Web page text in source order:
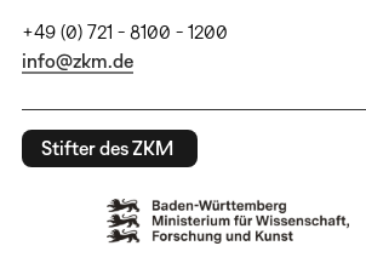
+49 (0) 721 - 8100 - 1200
info@zkm.de
Stifter des ZKM